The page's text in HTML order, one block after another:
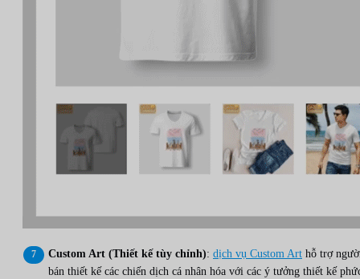
Custom Art (Thiết kế tùy chỉnh): dịch vụ Custom Art hỗ trợ
bán thiết kế các chiến dịch cá nhân hóa với các ý tưởng thiết kế